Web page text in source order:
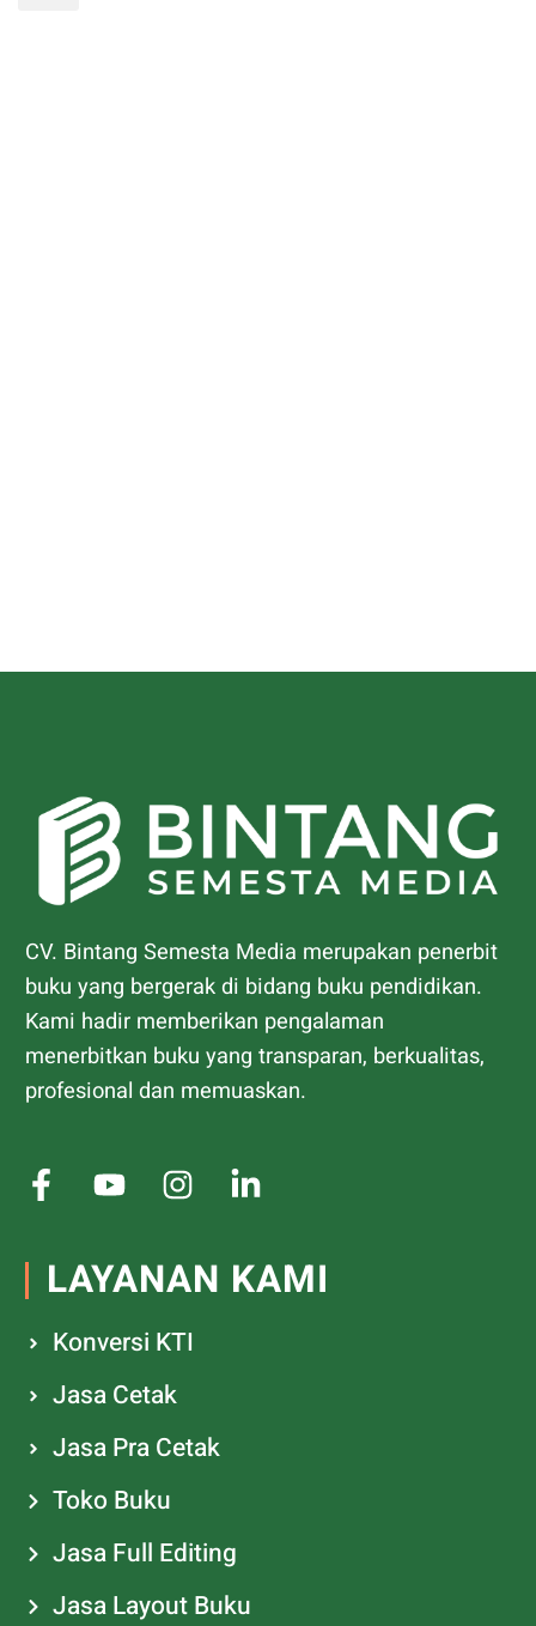
CV. Bintang Semesta Media merupakan penerbit
buku yang bergerak di bidang buku pendidikan.
Kami hadir memberikan pengalaman
menerbitkan buku yang transparan, berkualitas,
profesional dan memuaskan.
LAYANAN KAMI
Konversi KTI
Jasa Cetak
Jasa Pra Cetak
Toko Buku
Jasa Full Editing
Jasa Layout Buku